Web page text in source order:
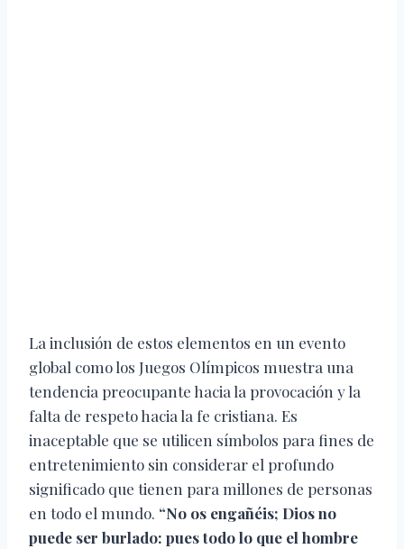
La inclusión de estos elementos en un evento
global como los Juegos Olímpicos muestra una
tendencia preocupante hacia la provocación y la
falta de respeto hacia la fe cristiana. Es
inaceptable que se utilicen símbolos para fines de
entretenimiento sin considerar el profundo
significado que tienen para millones de personas
en todo el mundo. “No os engañéis; Dios no
puede ser burlado: pues todo lo que el hombre